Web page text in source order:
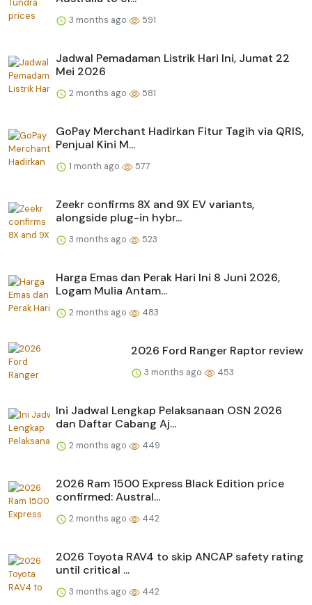
3 months ago 591
Jadwal Pemadaman Listrik Hari Ini, Jumat 22
Mei 2026
2 months ago 581
GoPay Merchant Hadirkan Fitur Tagih via QRIS,
Penjual Kini M...
1 month ago 577
Zeekr confirms 8X and 9X EV variants,
alongside plug-in hybr...
3 months ago 523
Harga Emas dan Perak Hari Ini 8 Juni 2026,
Logam Mulia Antam...
2 months ago 483
2026 Ford Ranger Raptor review
3 months ago 453
Ini Jadwal Lengkap Pelaksanaan OSN 2026
dan Daftar Cabang Aj...
2 months ago 449
2026 Ram 1500 Express Black Edition price
confirmed: Austral...
2 months ago 442
2026 Toyota RAV4 to skip ANCAP safety rating
until critical ...
3 months ago 442